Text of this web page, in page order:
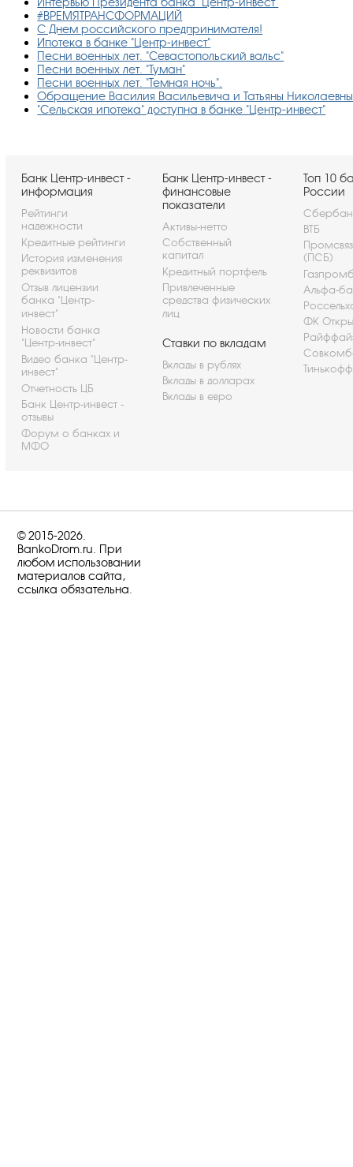
#ВРЕМЯТРАНСФОРМАЦИЙ
С Днем российского предпринимателя!
Ипотека в банке "Центр-инвест"
Песни военных лет. "Севастопольский вальс"
Песни военных лет. "Туман"
Песни военных лет. "Темная ночь".
Обращение Василия Васильевича и Татьяны
"Сельская ипотека" доступна в банке "Центр-инвест"
Банк Центр-инвест -
информация
Рейтинги
надежности
Кредитные рейтинги
История изменения
реквизитов
Отзыв лицензии
банка "Центр-
инвест"
Новости банка
"Центр-инвест"
Видео банка "Центр-
инвест"
Отчетность ЦБ
Банк Центр-инвест -
отзывы
Форум о банках и
МФО
Банк Центр-инвест -
финансовые
показатели
Активы-нетто
Собственный
капитал
Кредитный портфель
Привлеченные
средства физических
лиц
Ставки по вкладам
Вклады в рублях
Вклады в долларах
Вклады в евро
Топ 10
России
ВТБ
(ПСБ)
Альфа-
ФК
© 2015-2026.
BankoDrom.ru. При
любом использовании
материалов сайта,
ссылка обязательна.